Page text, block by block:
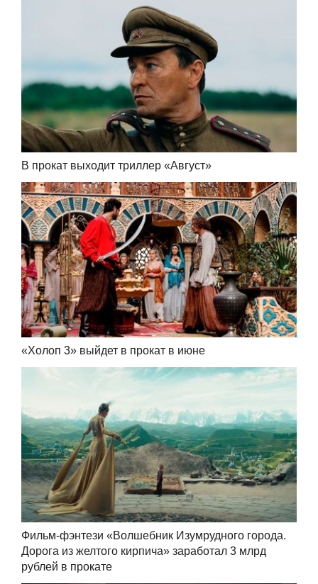
В прокат выходит триллер «Август»
«Холоп 3» выйдет в прокат в июне
Фильм-фэнтези «Волшебник Изумрудного города.
Дорога из желтого кирпича» заработал 3 млрд
рублей в прокате